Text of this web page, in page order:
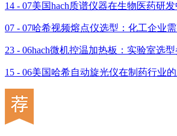
14 - 07美国hach质谱仪器在生物医药研发
07 - 07哈希视频熔点仪选型：化工企业
23 - 06hach微机控温加热板：实验室选
15 - 06美国哈希自动旋光仪在制药行业的